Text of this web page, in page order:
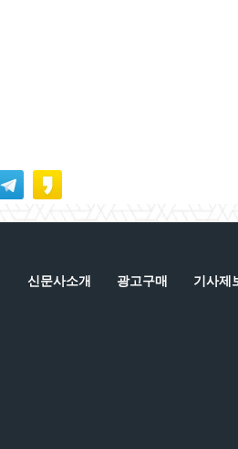
신문사소개 광고구매 기사제